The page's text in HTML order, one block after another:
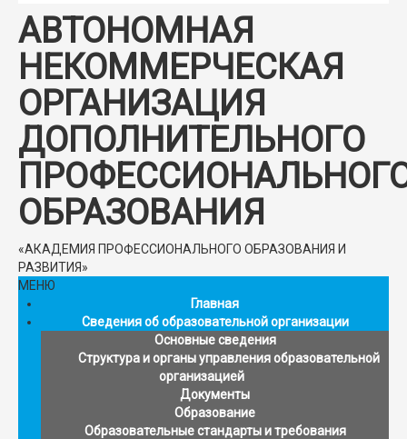
АВТОНОМНАЯ
НЕКОММЕРЧЕСКАЯ
ОРГАНИЗАЦИЯ
ДОПОЛНИТЕЛЬНОГО
ОБРАЗОВАНИЯ
«АКАДЕМИЯ ПРОФЕССИОНАЛЬНОГО ОБРАЗОВАНИЯ И
РАЗВИТИЯ»
МЕНЮ
Главная
Сведения об образовательной организации
Основные сведения
Структура и органы управления образовательной
организацией
Документы
Образование
Образовательные стандарты и требования